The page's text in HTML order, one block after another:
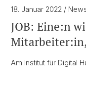
18. Januar 2022 /
JOB: Eine:n
Am Institut für Digital